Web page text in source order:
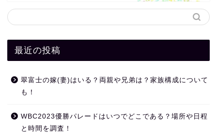
最近の投稿
翠富士の嫁(妻)はいる？両親や兄弟は？家族構成について
も！
WBC2023優勝パレードはいつでどこである？場所や日程
と時間を調査！